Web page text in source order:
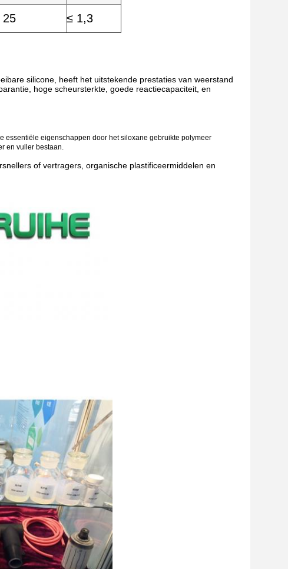
25 ≤ 1,3
silicone, heeft het uitstekende prestaties van weerstand
hoge scheursterkte, goede reactiecapaciteit, en
essentiële eigenschappen door het siloxane gebruikte polymeer
en vuller bestaan.
of vertragers, organische plastificeermiddelen en